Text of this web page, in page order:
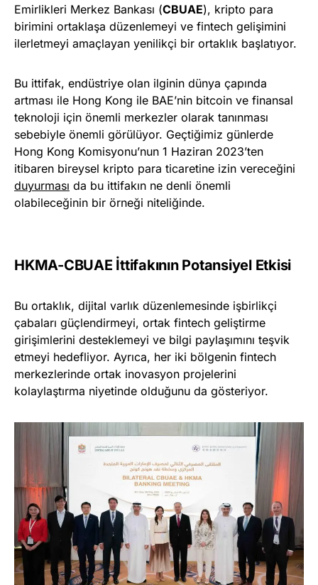
Emirlikleri Merkez Bankası (CBUAE), kripto para
birimini ortaklaşa düzenlemeyi ve fintech gelişimini
ilerletmeyi amaçlayan yenilikçi bir ortaklık başlatıyor.
Bu ittifak, endüstriye olan ilginin dünya çapında
artması ile Hong Kong ile BAE’nin bitcoin ve finansal
teknoloji için önemli merkezler olarak tanınması
sebebiyle önemli görülüyor. Geçtiğimiz günlerde
Hong Kong Komisyonu’nun 1 Haziran 2023’ten
itibaren bireysel kripto para ticaretine izin vereceğini
duyurması da bu ittifakın ne denli önemli
olabileceğinin bir örneği niteliğinde.
HKMA-CBUAE İttifakının Potansiyel Etkisi
Bu ortaklık, dijital varlık düzenlemesinde işbirlikçi
çabaları güçlendirmeyi, ortak fintech geliştirme
girişimlerini desteklemeyi ve bilgi paylaşımını teşvik
etmeyi hedefliyor. Ayrıca, her iki bölgenin fintech
merkezlerinde ortak inovasyon projelerini
kolaylaştırma niyetinde olduğunu da gösteriyor.